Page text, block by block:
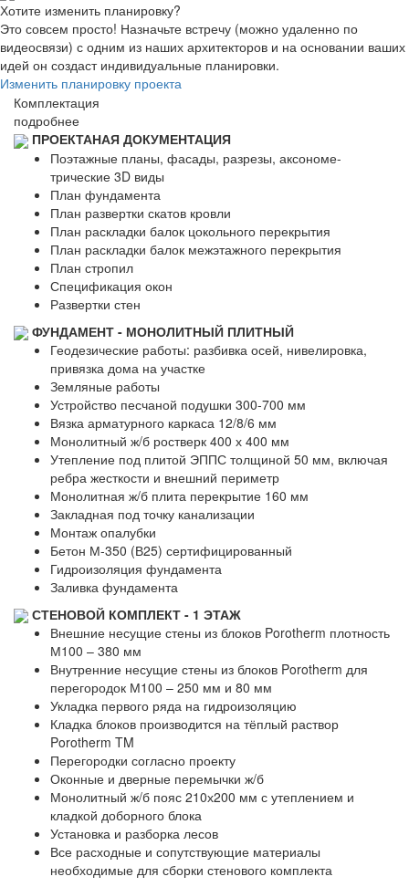
Хотите изменить планировку?
Это совсем просто! Назначьте встречу (можно удаленно по
видеосвязи) с одним из наших архитекторов и на основании ваших
идей он создаст индивидуальные планировки.
Изменить планировку проекта
Комплектация
подробнее
ПРОЕКТАНАЯ ДОКУМЕНТАЦИЯ
Поэтажные планы, фасады, разрезы, аксономе-
трические 3D виды
План фундамента
План развертки скатов кровли
План раскладки балок цокольного перекрытия
План раскладки балок межэтажного перекрытия
План стропил
Спецификация окон
Развертки стен
ФУНДАМЕНТ - МОНОЛИТНЫЙ ПЛИТНЫЙ
Геодезические работы: разбивка осей, нивелировка,
привязка дома на участке
Земляные работы
Устройство песчаной подушки 300-700 мм
Вязка арматурного каркаса 12/8/6 мм
Монолитный ж/б ростверк 400 х 400 мм
Утепление под плитой ЭППС толщиной 50 мм, включая
ребра жесткости и внешний периметр
Монолитная ж/б плита перекрытие 160 мм
Закладная под точку канализации
Монтаж опалубки
Бетон М-350 (В25) сертифицированный
Гидроизоляция фундамента
Заливка фундамента
СТЕНОВОЙ КОМПЛЕКТ - 1 ЭТАЖ
Внешние несущие стены из блоков Porotherm плотность
М100 – 380 мм
Внутренние несущие стены из блоков Porotherm для
перегородок М100 – 250 мм и 80 мм
Укладка первого ряда на гидроизоляцию
Кладка блоков производится на тёплый раствор
Porotherm TM
Перегородки согласно проекту
Оконные и дверные перемычки ж/б
Монолитный ж/б пояс 210х200 мм с утеплением и
кладкой доборного блока
Установка и разборка лесов
Все расходные и сопутствующие материалы
необходимые для сборки стенового комплекта